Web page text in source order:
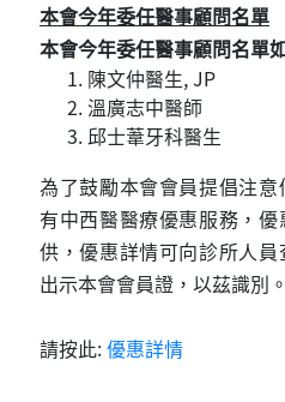
本會今年委任醫事顧問名單
本會今年委任醫事顧問名單
陳文仲醫生, JP
溫廣志中醫師
邱士葦牙科醫生
為了鼓勵本會會員提倡注
有中西醫醫療優惠服務，
供，優惠詳情可向診所人
出示本會會員證，以茲識別。
請按此:優惠詳情